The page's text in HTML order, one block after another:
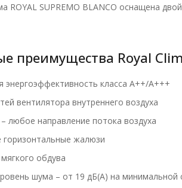
ROYAL SUPREMO BLANCO оснащена
преимущества Royal
энергоэффективность класса А++/A+++
вентилятора внутреннего воздуха
любое направление потока воздуха
горизонтальные жалюзи
обдува
шума – от 19 дБ(А) на минимальной